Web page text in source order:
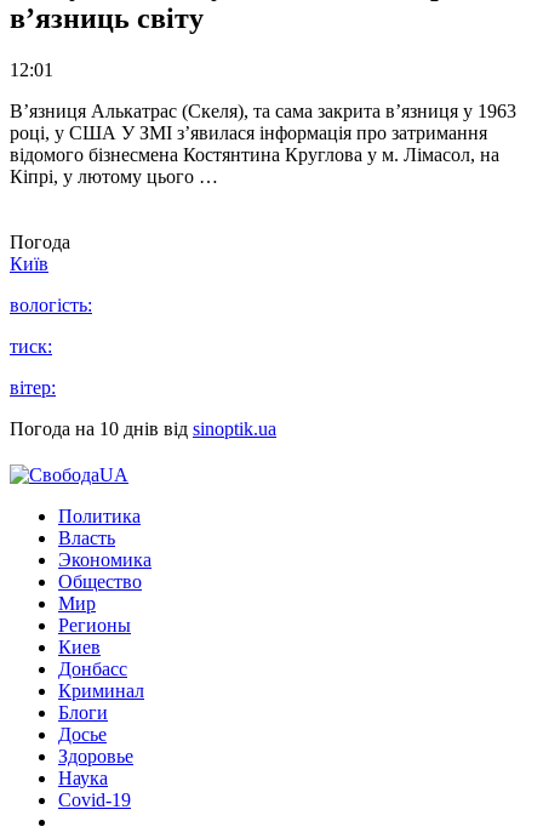
в’язниць світу
12:01
В’язниця Алькатрас (Скеля), та сама закрита в’язниця у 1963
році, у США У ЗМІ з’явилася інформація про затримання
відомого бізнесмена Костянтина Круглова у м. Лімасол, на
Кіпрі, у лютому цього …
Погода
Київ
вологість:
тиск:
вітер:
Погода на 10 днів від sinoptik.ua
Политика
Власть
Экономика
Общество
Мир
Регионы
Киев
Донбасс
Криминал
Блоги
Досье
Здоровье
Наука
Covid-19